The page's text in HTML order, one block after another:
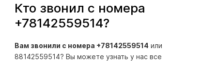
Кто звонил с номера
+78142559514?
Вам звонили с номера +78142559514 или
88142559514? Вы можете узнать у нас все